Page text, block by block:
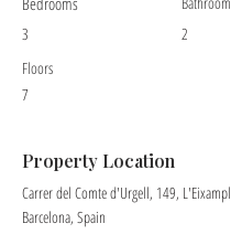
3
2
Floors
7
Property Location
Carrer del Comte d'Urgell, 149,
Barcelona, Spain